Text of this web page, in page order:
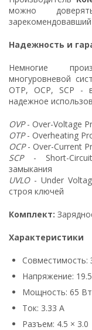
можно
Надежность и
Немногие
многуровневой
OTP, OCP, SCP -
надежное
OVP- Over-Voltage
OTP- Overheating
OCP- Over-Current
SCP- Short-
замыкания
UVLO- Under
строя ключей
Комплект:
Характеристики
Совместимость:
Напряжение:
Мощность: 65 Вт
Ток: 3.33 А
Разъем: 4.5 × 3.0